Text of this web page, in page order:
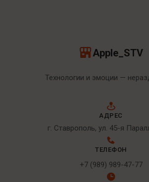
Apple_STV
Технологии и эмоции —
АДРЕС
г. Ставрополь, ул. 45-я
ТЕЛЕФОН
+7 (989) 989-47-77